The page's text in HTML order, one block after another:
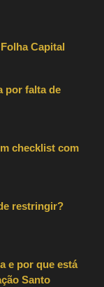
Capital
por falta de
checklist com
restringir?
e por que está
Santo